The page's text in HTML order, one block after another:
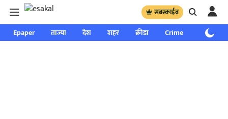
सबस्क्राईब
Epaper ताज्या देश शहर क्रीडा Crime साप्ताहिक